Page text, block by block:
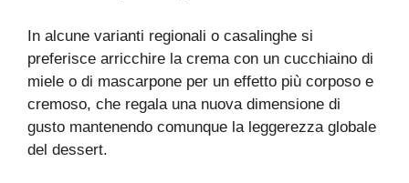
In alcune varianti regionali o casalinghe si
preferisce arricchire la crema con un cucchiaino di
miele o di mascarpone per un effetto più corposo e
cremoso, che regala una nuova dimensione di
gusto mantenendo comunque la leggerezza globale
del dessert.